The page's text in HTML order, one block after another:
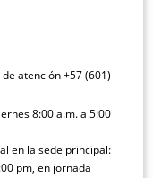
atención +57 (601)
8:00 a.m. a 5:00
en la sede principal:
pm, en jornada